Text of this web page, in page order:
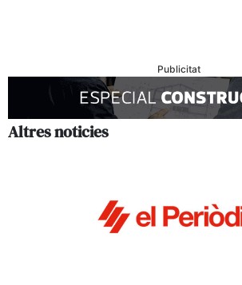
Publicitat
Altres noticies